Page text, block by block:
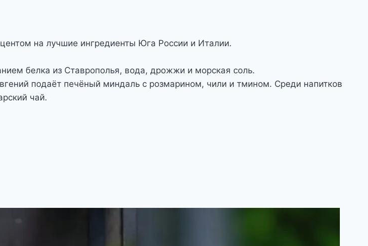
на лучшие ингредиенты Юга России и Италии.
белка из Ставрополья, вода, дрожжи и морская соль.
подаёт печёный миндаль с розмарином, чили и тмином. Среди напитков
чай.